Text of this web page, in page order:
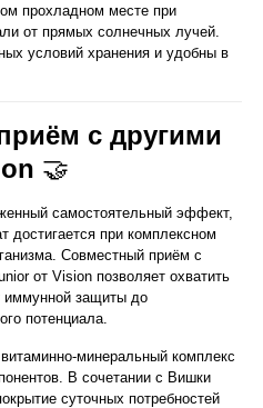
прохладном месте при
от прямых солнечных лучей.
условий хранения и удобны в
с другими
🤝
самостоятельный эффект,
достигается при комплексном
Совместный приём с
от Vision позволяет охватить
иммунной защиты до
потенциала.
минеральный комплекс
В сочетании с Вишки
суточных потребностей